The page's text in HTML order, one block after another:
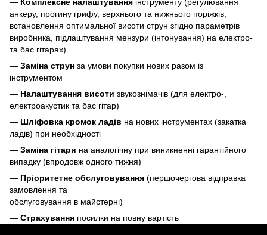
анкеру, прогину грифу, верхнього та нижнього поріжків,
встановлення оптимальної висоти струн згідно параметрів
виробника, підлаштування мензури (інтонування) на електро-
та бас гітарах)
— Заміна струн за умови покупки нових разом із
інструментом
— Налаштування висоти звукознімачів (для електро-,
електроакустик та бас гітар)
— Шліфовка кромок ладів на нових інструментах (закатка
ладів) при необхідності
— Заміна гітари на аналогічну при виникненні гарантійного
випадку (впродовж одного тижня)
— Пріоритетне обслуговування (першочергова відправка
замовлення та
обслуговування в майстерні)
— Страхування посилки на повну вартість